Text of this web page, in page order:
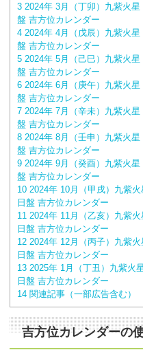
3 2024年 3月（丁卯）九紫火
盤 吉方位カレンダー
4 2024年 4月（戊辰）九紫火
盤 吉方位カレンダー
5 2024年 5月（己巳）九紫火
盤 吉方位カレンダー
6 2024年 6月（庚午）九紫火
盤 吉方位カレンダー
7 2024年 7月（辛未）九紫火
盤 吉方位カレンダー
8 2024年 8月（壬申）九紫火
盤 吉方位カレンダー
9 2024年 9月（癸酉）九紫火
盤 吉方位カレンダー
10 2024年 10月（甲戌）九紫
日盤 吉方位カレンダー
11 2024年 11月（乙亥）九紫
日盤 吉方位カレンダー
12 2024年 12月（丙子）九紫
日盤 吉方位カレンダー
13 2025年 1月（丁丑）九紫火
日盤 吉方位カレンダー
14 関連記事（一部広告含む）
吉方位カレンダーの